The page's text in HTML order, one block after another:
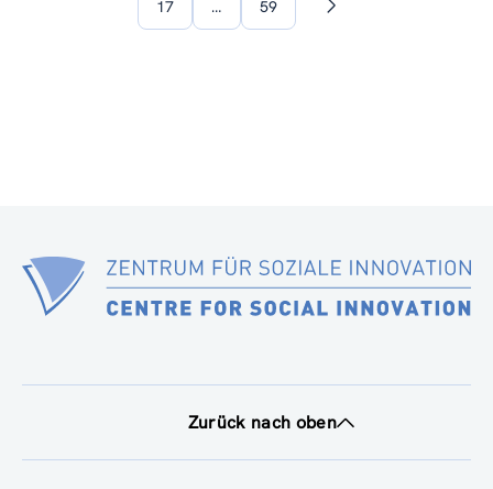
17 … 59
Nächste
Zurück nach oben